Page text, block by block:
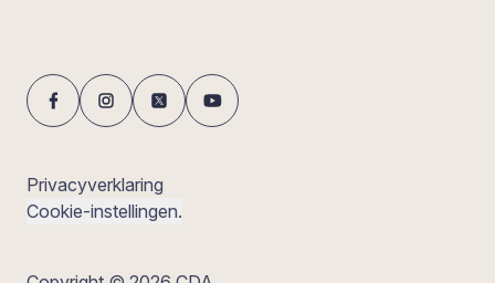
Privacyverklaring
Cookie-instellingen.